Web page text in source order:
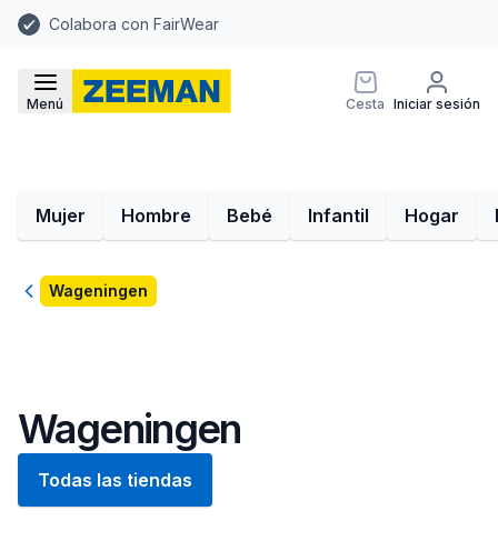
Colabora con FairWear
Menú Cesta Iniciar sesión
Mujer Hombre Bebé Infantil Hogar
VolverWageningen
Wageningen
Todas las tiendas